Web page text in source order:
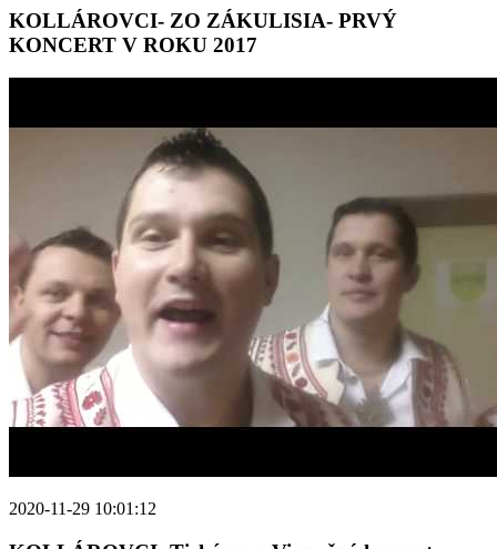
KOLLÁROVCI- ZO ZÁKULISIA- PRVÝ
KONCERT V ROKU 2017
2020-11-29 10:01:12